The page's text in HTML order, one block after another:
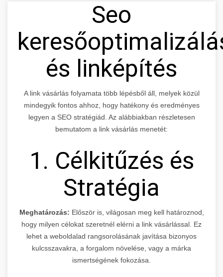
Seo
és linképítés
A link vásárlás folyamata több lépésből áll, melyek közül
mindegyik fontos ahhoz, hogy hatékony és eredményes
legyen a SEO stratégiád. Az alábbiakban részletesen
bemutatom a link vásárlás menetét:
1. Célkitűzés és
Stratégia
Meghatározás: Először is, világosan meg kell határoznod,
hogy milyen célokat szeretnél elérni a link vásárlással. Ez
lehet a weboldalad rangsorolásának javítása bizonyos
kulcsszavakra, a forgalom növelése, vagy a márka
ismertségének fokozása.